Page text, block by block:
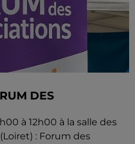
DES
à 12h00 à la salle des
: Forum des